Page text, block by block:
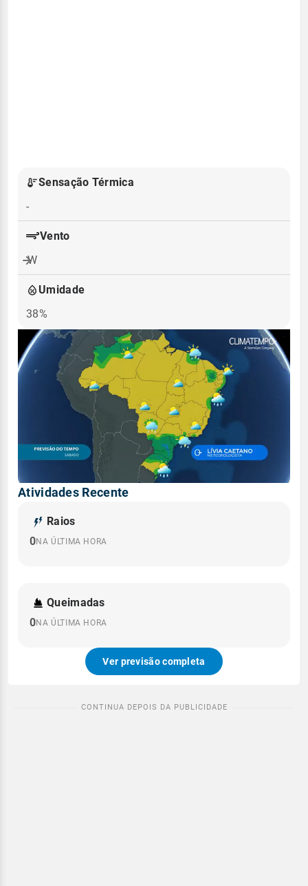
Sensação Térmica
-
Vento
W
Umidade
38%
Atividades Recente
Raios
0NA ÚLTIMA HORA
Queimadas
0NA ÚLTIMA HORA
Ver previsão completa